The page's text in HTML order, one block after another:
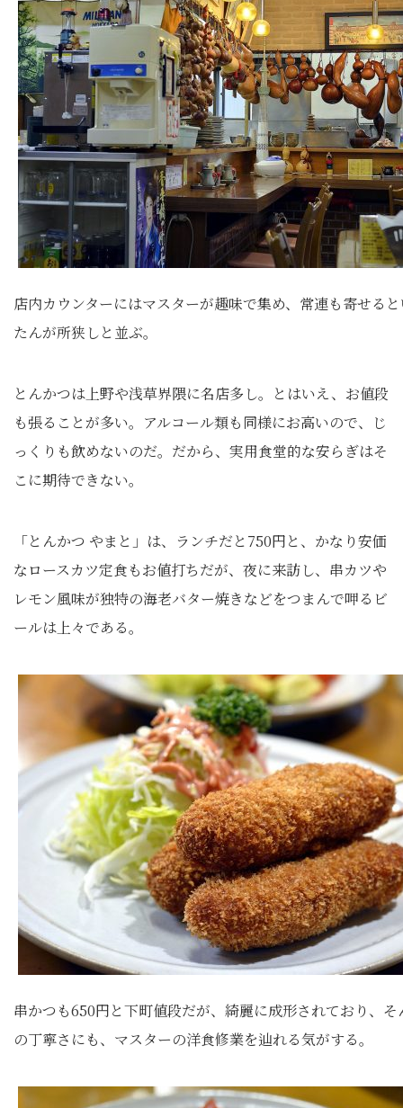
店内カウンターにはマスターが趣味で集め、常連も寄せる
たんが所狭しと並ぶ。
とんかつは上野や浅草界隈に名店多し。とはいえ、お値段
も張ることが多い。アルコール類も同様にお高いので、じ
っくりも飲めないのだ。だから、実用食堂的な安らぎはそ
こに期待できない。
「とんかつ やまと」は、ランチだと750円と、かなり安価
なロースカツ定食もお値打ちだが、夜に来訪し、串カツや
レモン風味が独特の海老バター焼きなどをつまんで呷るビ
ールは上々である。
串かつも650円と下町値段だが、綺麗に成形されており、そ
の丁寧さにも、マスターの洋食修業を辿れる気がする。